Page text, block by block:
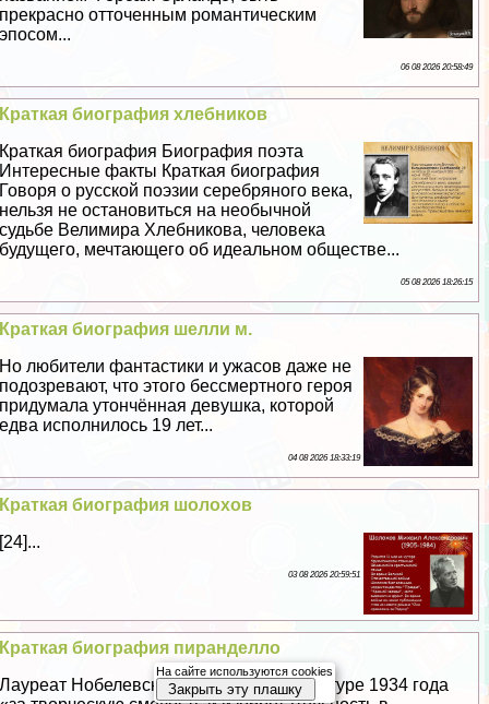
прекрасно отточенным романтическим
эпосом...
06 08 2026 20:58:49
Краткая биография хлебников
Краткая биография Биография поэта
Интересные факты Краткая биография
Говоря о русской поэзии серебряного века,
нельзя не остановиться на необычной
судьбе Велимира Хлебникова, человека
будущего, мечтающего об идеальном обществе...
05 08 2026 18:26:15
Краткая биография шелли м.
Но любители фантастики и ужасов даже не
подозревают, что этого бесcмepтного героя
придумала утончённая дeвyшка, которой
едва исполнилось 19 лет...
04 08 2026 18:33:19
Краткая биография шолохов
[24]...
03 08 2026 20:59:51
Краткая биография пиранделло
Лауреат Нобелевской премии по литературе 1934 года
На сайте используются cookies
Закрыть эту плашку